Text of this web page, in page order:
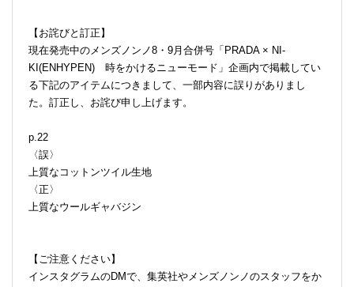
【お詫びと訂正】
現在発売中のメンズノンノ8・9月合併号「PRADA × NI-
KI(ENHYPEN) 時をかけるニューモード」企画内で掲載してい
る下記のアイテムにつきまして、一部内容に誤りがありまし
た。訂正し、お詫び申し上げます。
p.22
〈誤〉
上質なコットンツイル生地
〈正〉
上質なウールギャバジン
【ご注意ください】
インスタグラムのDMで、集英社やメンズノンノのスタッフをか